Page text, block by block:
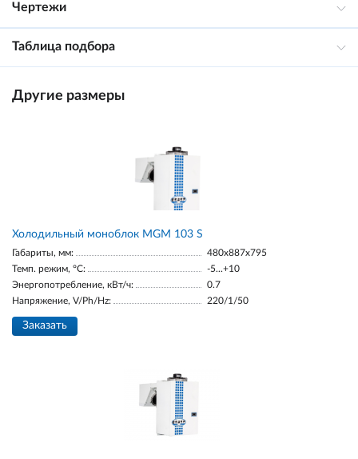
Чертежи
Таблица подбора
Другие размеры
Холодильный моноблок MGM 103 S
Габариты, мм:
480x887x795
Темп. режим, °С:
-5...+10
Энергопотребление, кВт/ч:
0.7
Напряжение, V/Ph/Hz:
220/1/50
Заказать